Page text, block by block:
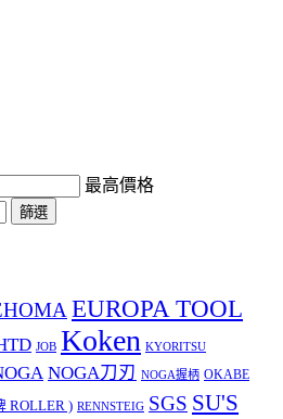
最高價格
篩選
EUROPA TOOL
JOB Koken KYORITSU
NOGA刀刃 NOGA握柄 OKABE
ROLLER ) RENNSTEIG SGS SU'S